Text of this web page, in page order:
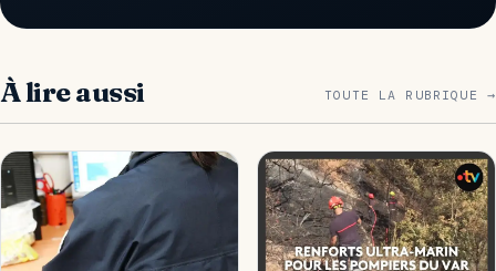
À lire aussi TOUTE LA RUBRIQUE →